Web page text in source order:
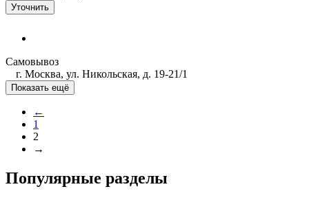
Уточнить
Самовывоз
г. Москва, ул. Никольская, д. 19-21/1
Показать ещё
←
1
2
→
Популярные разделы